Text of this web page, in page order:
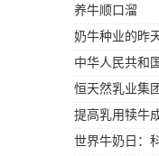
​养牛顺口溜
奶牛种业的昨
提高乳用犊牛
世界牛奶日：